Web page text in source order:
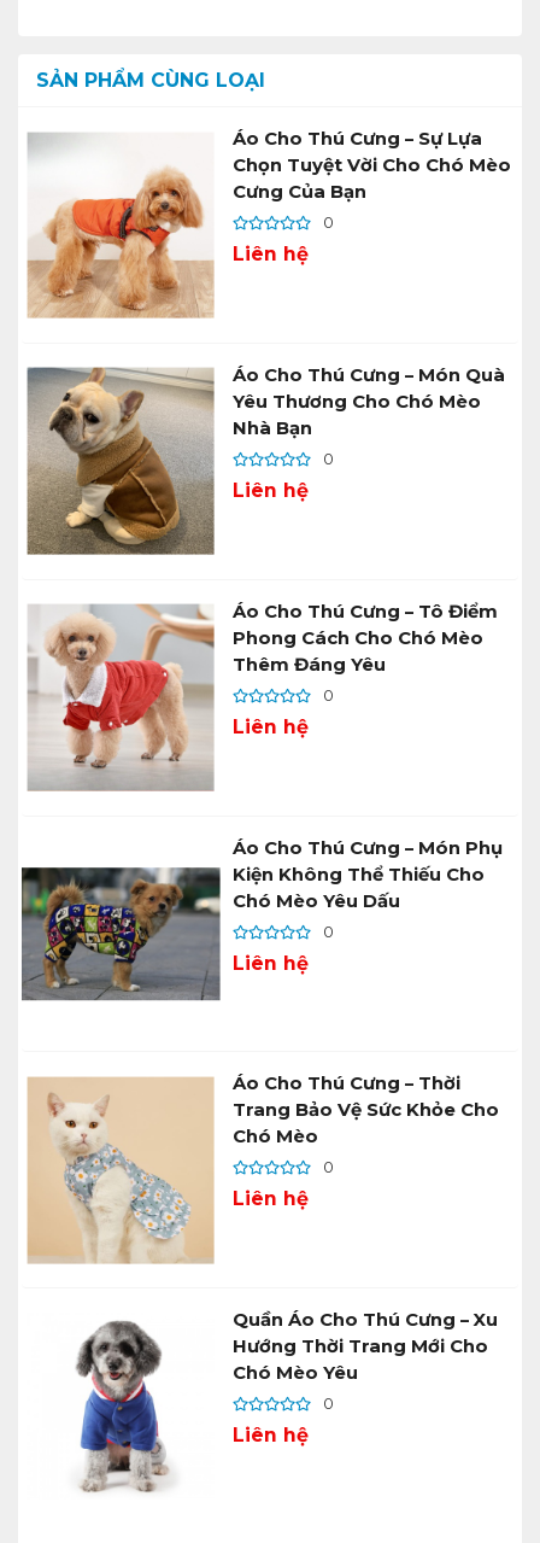
SẢN PHẨM CÙNG LOẠI
Áo Cho Thú Cưng – Sự Lựa
Chọn Tuyệt Vời Cho Chó Mèo
Cưng Của Bạn
0
Liên hệ
Áo Cho Thú Cưng – Món Quà
Yêu Thương Cho Chó Mèo
Nhà Bạn
0
Liên hệ
Áo Cho Thú Cưng – Tô Điểm
Phong Cách Cho Chó Mèo
Thêm Đáng Yêu
0
Liên hệ
Áo Cho Thú Cưng – Món Phụ
Kiện Không Thể Thiếu Cho
Chó Mèo Yêu Dấu
0
Liên hệ
Áo Cho Thú Cưng – Thời
Trang Bảo Vệ Sức Khỏe Cho
Chó Mèo
0
Liên hệ
Quần Áo Cho Thú Cưng – Xu
Hướng Thời Trang Mới Cho
Chó Mèo Yêu
0
Liên hệ